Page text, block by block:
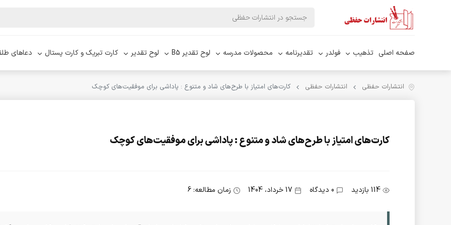
صفحه اصلی تذهیب فولدر تقدیرنامه محصولات مدرسه لوح تقدیر B5 لوح تقدیر کارت تبریک و کارت پستال دعاهای
انتشارات حفظی انتشارات حفظی کارت‌های امتیاز با طرح‌های شاد و متنوع : پاداشی برای موفقیت‌های کوچک
کارت‌های امتیاز با طرح‌های شاد و متنوع : پاداشی برای موفقیت‌های کوچک
114 بازدید 0 دیدگاه 17 خرداد، 1404 زمان مطالعه: 6